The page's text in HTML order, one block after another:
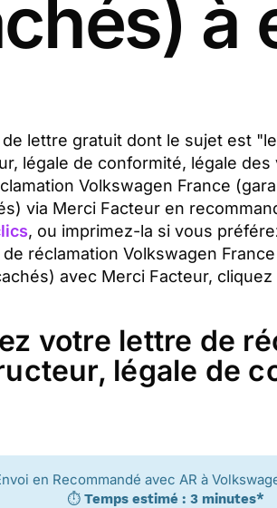
à
lettre gratuit dont le sujet est
légale de conformité, légale
Volkswagen France
via Merci Facteur en
, ou imprimez-la si vous
réclamation Volkswagen
avec Merci Facteur,
votre lettre de
légale de
en Recommandé avec AR à
⏱️ Temps estimé : 3 minutes*